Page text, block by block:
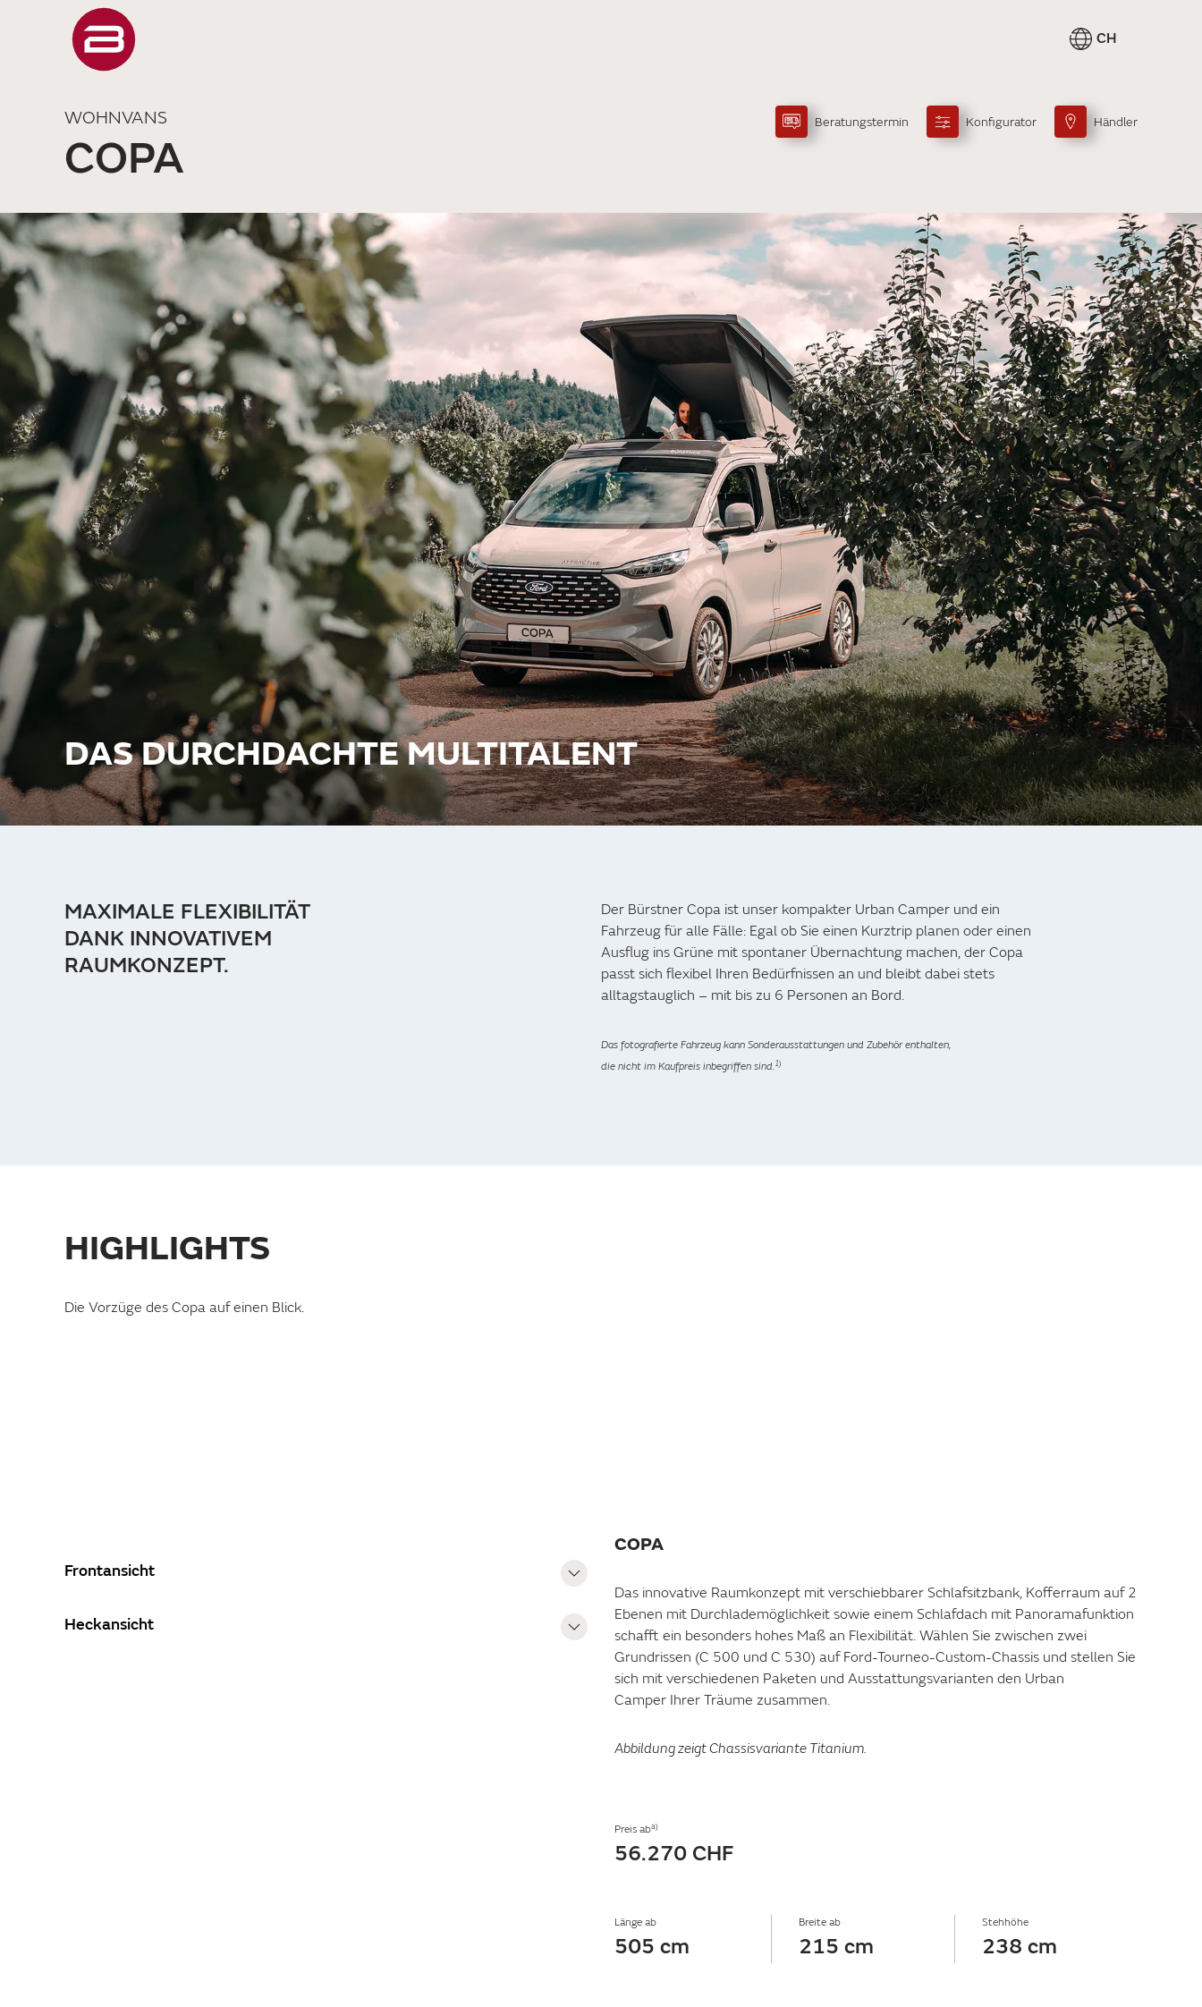
CH
WOHNVANS
COPA
Beratungstermin Konfigurator Händler
DAS DURCHDACHTE MULTITALENT
MAXIMALE FLEXIBILITÄT
DANK INNOVATIVEM
RAUMKONZEPT.
Der Bürstner Copa ist unser kompakter Urban Camper und ein
Fahrzeug für alle Fälle: Egal ob Sie einen Kurztrip planen oder einen
Ausflug ins Grüne mit spontaner Übernachtung machen, der Copa
passt sich flexibel Ihren Bedürfnissen an und bleibt dabei stets
alltagstauglich – mit bis zu 6 Personen an Bord.
Das fotografierte Fahrzeug kann Sonderausstattungen und Zubehör enthalten,
die nicht im Kaufpreis inbegriffen sind.1)
HIGHLIGHTS
Die Vorzüge des Copa auf einen Blick.
Frontansicht
Heckansicht
COPA
Das innovative Raumkonzept mit verschiebbarer Schlafsitzbank, Kofferraum auf 2
Ebenen mit Durchlademöglichkeit sowie einem Schlafdach mit Panoramafunktion
schafft ein besonders hohes Maß an Flexibilität. Wählen Sie zwischen zwei
Grundrissen (C 500 und C 530) auf Ford-Tourneo-Custom-Chassis und stellen Sie
sich mit verschiedenen Paketen und Ausstattungsvarianten den Urban
Camper Ihrer Träume zusammen.
Abbildung zeigt Chassisvariante Titanium.
Preis aba)
56.270 CHF
Länge ab
505 cm
Breite ab
215 cm
Stehhöhe
238 cm